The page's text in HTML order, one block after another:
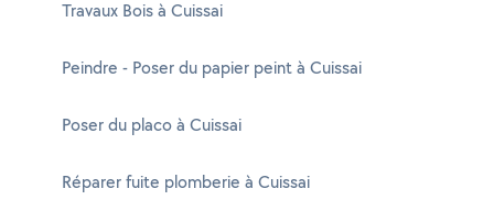
Travaux Bois à Cuissai
Peindre - Poser du papier peint à Cuissai
Poser du placo à Cuissai
Réparer fuite plomberie à Cuissai